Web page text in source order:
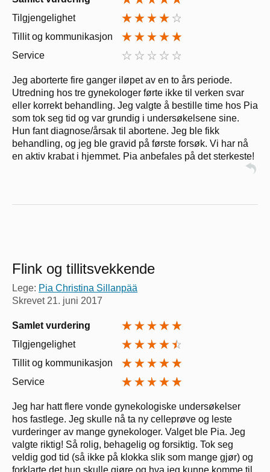
Tilgjengelighet
Tillit og kommunikasjon
Service
Jeg aborterte fire ganger iløpet av en to års periode.
Utredning hos tre gynekologer førte ikke til verken svar
eller korrekt behandling. Jeg valgte å bestille time hos Pia
som tok seg tid og var grundig i undersøkelsene sine.
Hun fant diagnose/årsak til abortene. Jeg ble fikk
behandling, og jeg ble gravid på første forsøk. Vi har nå
en aktiv krabat i hjemmet. Pia anbefales på det sterkeste!
Flink og tillitsvekkende
Lege: Pia Christina Sillanpää
Skrevet 21. juni 2017
Samlet vurdering
Tilgjengelighet
Tillit og kommunikasjon
Service
Jeg har hatt flere vonde gynekologiske undersøkelser
hos fastlege. Jeg skulle nå ta ny celleprøve og leste
vurderinger av mange gynekologer. Valget ble Pia. Jeg
valgte riktig! Så rolig, behagelig og forsiktig. Tok seg
veldig god tid (så ikke på klokka slik som mange gjør) og
forklarte det hun skulle gjøre og hva jeg kunne komme til